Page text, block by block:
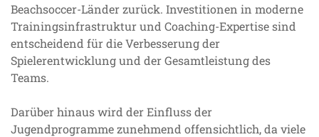
Beachsoccer-Länder zurück. Investitionen in moderne
Trainingsinfrastruktur und Coaching-Expertise sind
entscheidend für die Verbesserung der
Spielerentwicklung und der Gesamtleistung des
Teams.
Darüber hinaus wird der Einfluss der
Jugendprogramme zunehmend offensichtlich, da viele